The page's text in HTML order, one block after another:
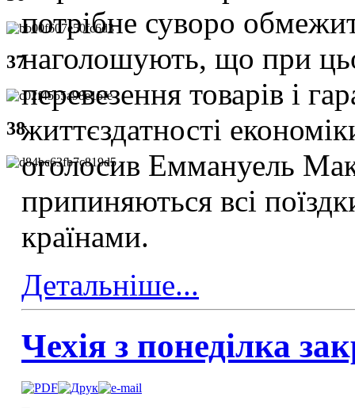
37
38
потрібне суворо
наголошують, що при
перевезення товарів і
життєздатності
оголосив Еммануель
припиняються всі
країнами.
Детальніше...
Чехія з понеділка